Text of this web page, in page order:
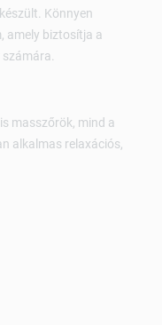
Könnyen
amely biztosítja a
masszőrök, mind a
alkalmas relaxációs,